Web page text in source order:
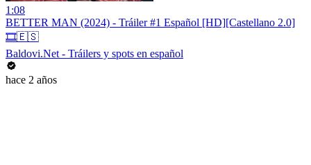
1:08
BETTER MAN (2024) - Tráiler #1 Español [HD][Castellano 2.0]
🎞️🇪🇸
Baldovi.Net - Tráilers y spots en español
hace 2 años